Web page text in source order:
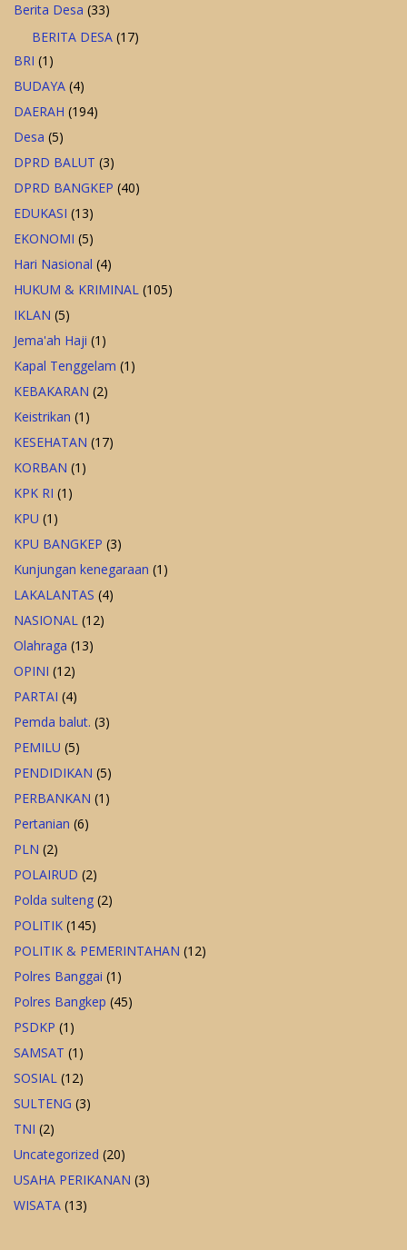
Berita Desa (33)
BERITA DESA (17)
BRI (1)
BUDAYA (4)
DAERAH (194)
Desa (5)
DPRD BALUT (3)
DPRD BANGKEP (40)
EDUKASI (13)
EKONOMI (5)
Hari Nasional (4)
HUKUM & KRIMINAL (105)
IKLAN (5)
Jema'ah Haji (1)
Kapal Tenggelam (1)
KEBAKARAN (2)
Keistrikan (1)
KESEHATAN (17)
KORBAN (1)
KPK RI (1)
KPU (1)
KPU BANGKEP (3)
Kunjungan kenegaraan (1)
LAKALANTAS (4)
NASIONAL (12)
Olahraga (13)
OPINI (12)
PARTAI (4)
Pemda balut. (3)
PEMILU (5)
PENDIDIKAN (5)
PERBANKAN (1)
Pertanian (6)
PLN (2)
POLAIRUD (2)
Polda sulteng (2)
POLITIK (145)
POLITIK & PEMERINTAHAN (12)
Polres Banggai (1)
Polres Bangkep (45)
PSDKP (1)
SAMSAT (1)
SOSIAL (12)
SULTENG (3)
TNI (2)
Uncategorized (20)
USAHA PERIKANAN (3)
WISATA (13)